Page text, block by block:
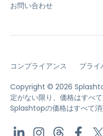
お問い合わせ
コンプライアンス プライ
Copyright © 2026
定がない限り、価格はすべ
Splashtopの価格はすべて消